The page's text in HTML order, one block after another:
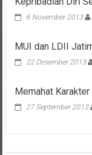
6 November 2013
22 Desember 2013
27 September 2013